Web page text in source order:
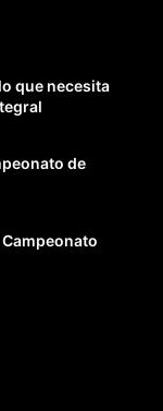
que necesita
de